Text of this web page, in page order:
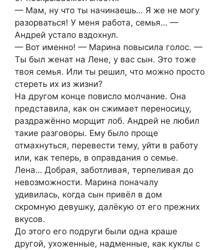
— Мам, ну что ты начинаешь… Я же не могу
разорваться! У меня работа, семья… —
Андрей устало вздохнул.
— Вот именно! — Марина повысила голос. —
Ты был женат на Лене, у вас сын. Это тоже
твоя семья. Или ты решил, что можно просто
стереть их из жизни?
На другом конце повисло молчание. Она
представила, как он сжимает переносицу,
раздражённо морщит лоб. Андрей не любил
такие разговоры. Ему было проще
отмахнуться, перевести тему, уйти в работу
или, как теперь, в оправдания о семье.
Лена… Добрая, заботливая, терпеливая до
невозможности. Марина поначалу
удивилась, когда сын привёл в дом
скромную девушку, далёкую от его прежних
вкусов.
До этого его подруги были одна краше
другой, ухоженные, надменные, как куклы с